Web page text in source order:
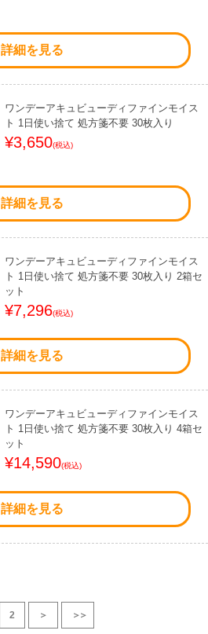
詳細を見る
ワンデーアキュビューディファインモイス
ト 1日使い捨て 処方箋不要 30枚入り
¥3,650(税込)
詳細を見る
ワンデーアキュビューディファインモイス
ト 1日使い捨て 処方箋不要 30枚入り 2箱セ
ット
¥7,296(税込)
詳細を見る
ワンデーアキュビューディファインモイス
ト 1日使い捨て 処方箋不要 30枚入り 4箱セ
ット
¥14,590(税込)
詳細を見る
2 ＞ ＞＞